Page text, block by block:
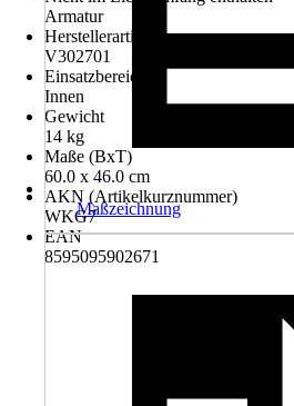
Armatur
Herstellerartikelnummer
V302701
Einsatzbereich
Innen
Gewicht
14 kg
Maße (BxT)
60.0 x 46.0 cm
AKN (Artikelkurznummer)
WKG7
EAN
8595095902671
Maßzeichnung